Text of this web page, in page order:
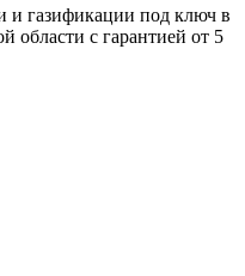
и газификации под ключ в
области с гарантией от 5